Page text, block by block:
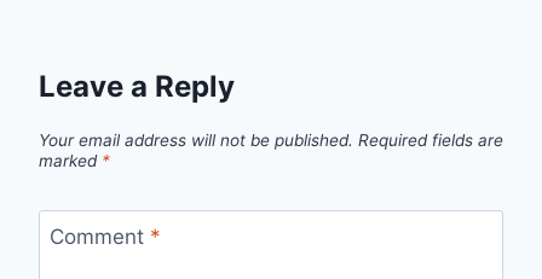
Leave a Reply
Your email address will not be published. Required fields are
marked *
Comment *